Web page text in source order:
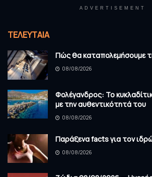
ADVERTISEMENT
ΤΕΛΕΥΤΑΊΑ
Πώς θα καταπολεμήσουμε
08/08/2026
Φολέγανδρος: Το
με την αυθεντικότητά του
08/08/2026
Παράξενα facts για τον
08/08/2026